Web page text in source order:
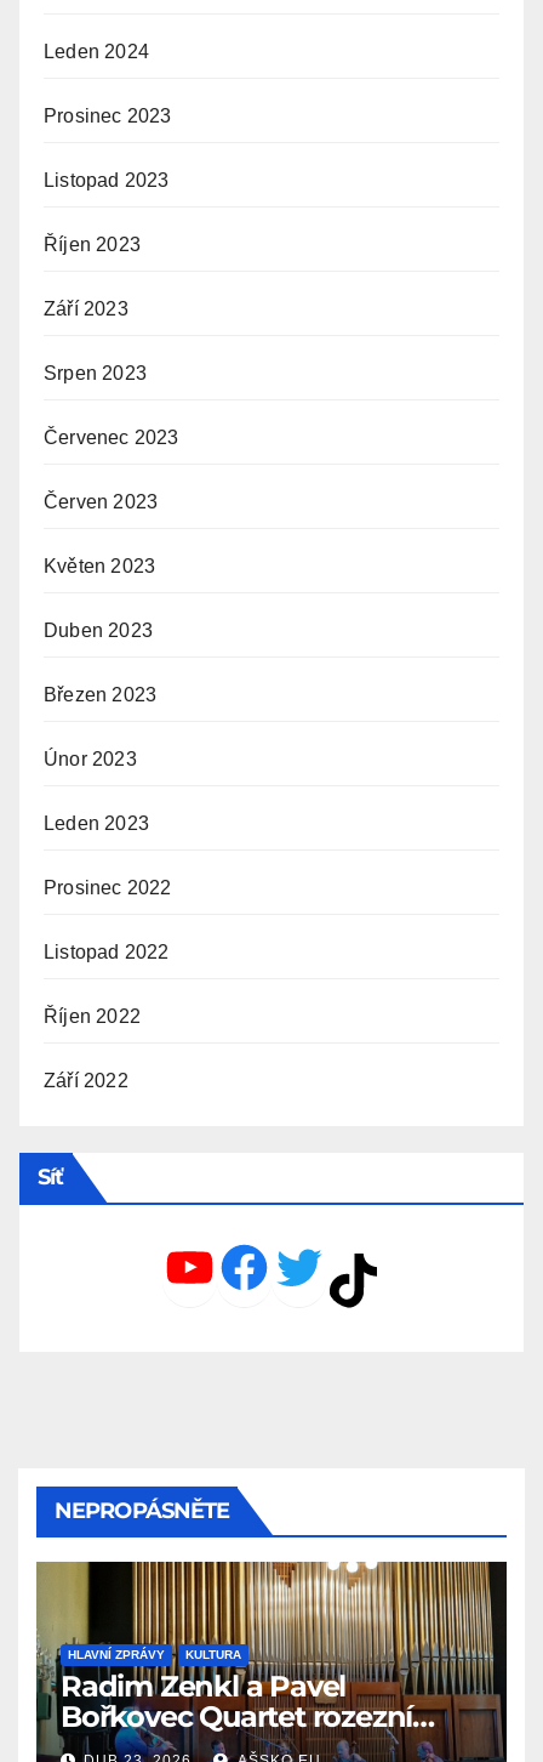
Leden 2024
Prosinec 2023
Listopad 2023
Říjen 2023
Září 2023
Srpen 2023
Červenec 2023
Červen 2023
Květen 2023
Duben 2023
Březen 2023
Únor 2023
Leden 2023
Prosinec 2022
Listopad 2022
Říjen 2022
Září 2022
Síť
YouTube
Facebook
TwitterTikTok
NEPROPÁSNĚTE
HLAVNÍ ZPRÁVY KULTURA
Radim Zenkl a Pavel
Bořkovec Quartet rozezní
Ašské jaro netradičním